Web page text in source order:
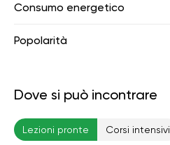
Consumo energetico
Popolarità
Dove si può incontrare
Lezioni pronte Corsi intensivi